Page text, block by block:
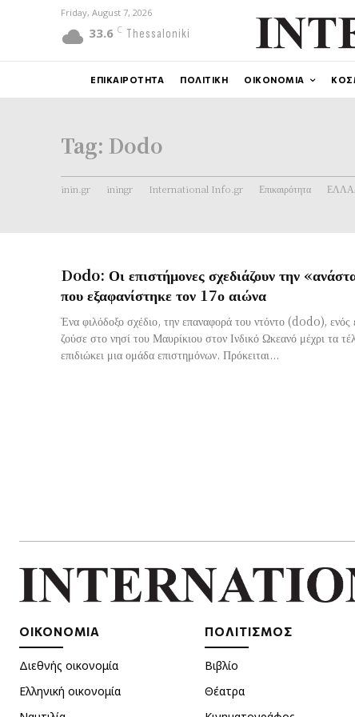
Friday, August 7, 2026
33.6 C Thessaloniki
ΕΠΙΚΑΙΡΟΤΗΤΑ ΠΟΛΙΤΙΚΗ ΟΙΚΟΝΟΜΙΑ
Tag: Dodo
inin.gr iningr International Info.gr Επικαιρότητα
Dodo: Οι επιστήμονες σχεδιάζουν την
που εξαφανίστηκε τον 17ο αιώνα
Ένα φιλόδοξο σχέδιο, την επαναφορά του ντόντο (dodo), ενός
ζούσε στο νησί του Μαυρίκιου στον Ινδικό Ωκεανό μέχρι τα
επιδιώκει μια ομάδα επιστημόνων. Πρόκειται...
ΟΙΚΟΝΟΜΙΑ
Διεθνής οικονομία
Ελληνική οικονομία
ΠΟΛΙΤΙΣΜΟΣ
Βιβλίο
Θέατρα